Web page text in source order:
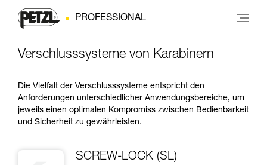
PROFESSIONAL
Verschlusssysteme von Karabinern
Die Vielfalt der Verschlusssysteme entspricht den
Anforderungen unterschiedlicher Anwendungsbereiche, um
jeweils einen optimalen Kompromiss zwischen Bedienbarkeit
und Sicherheit zu gewährleisten.
SCREW-LOCK (SL)